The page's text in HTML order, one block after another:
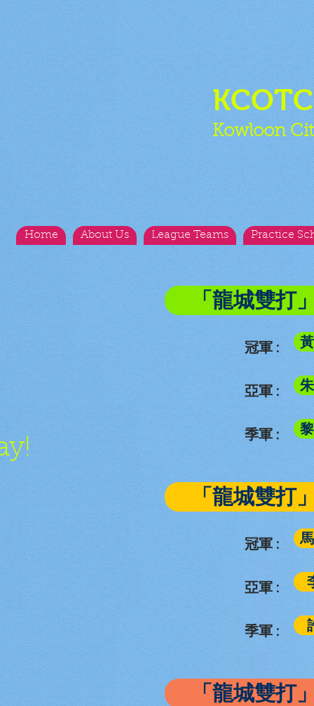
Kowloon
Home About Us League Teams Practice
「龍城雙打
冠軍 :
亞軍 :
季軍 :
「龍城雙打
冠軍 :
亞軍 :
季軍 :
「龍城雙打